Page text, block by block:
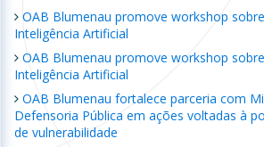
OAB Blumenau promove workshop
Inteligência Artificial
OAB Blumenau promove workshop
Inteligência Artificial
OAB Blumenau fortalece parceria com
Defensoria Pública em ações voltadas à
de vulnerabilidade